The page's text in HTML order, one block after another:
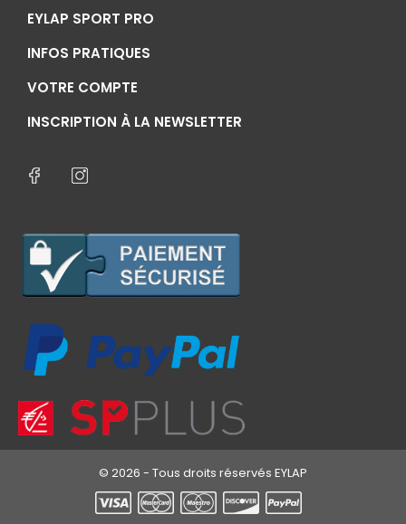
EYLAP SPORT PRO
INFOS PRATIQUES
VOTRE COMPTE
INSCRIPTION À LA NEWSLETTER
© 2026 - Tous droits réservés EYLAP